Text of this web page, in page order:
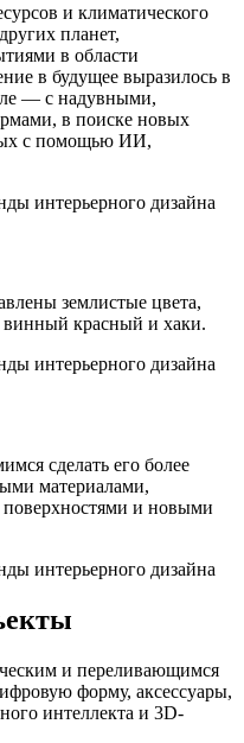
и климатического
планет,
в области
в будущее выразилось в
— с надувными,
в поиске новых
с помощью ИИ,
землистые цвета,
винный красный и хаки.
сделать его более
материалами,
поверхностями и новыми
и переливающимся
форму, аксессуары,
интеллекта и 3D-